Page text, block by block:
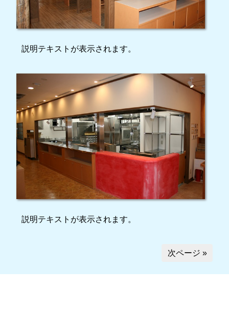
説明テキストが表示されます。
説明テキストが表示されます。
次ページ »